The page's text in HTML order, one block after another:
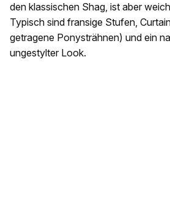
den klassischen Shag, ist aber
Typisch sind fransige Stufen,
getragene Ponysträhnen) und ein
ungestylter Look.